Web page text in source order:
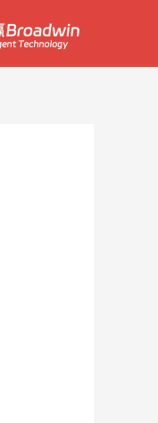
المحتوى